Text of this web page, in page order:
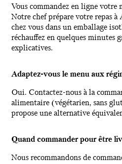
Vous commandez en ligne votre
Notre chef prépare votre repas
chez vous dans un emballage
réchauffez en quelques minutes
explicatives.
Adaptez-vous le menu aux
Oui. Contactez-nous à la
alimentaire (végétarien, sans
propose une alternative
Quand commander pour être
Nous recommandons de